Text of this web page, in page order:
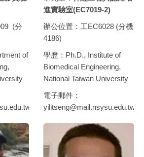
(分
of
進實驗室(EC7019-2)
辦公位置：工EC6028 (分機
4186)
學歷：Ph.D., Institute of
Biomedical Engineering,
National Taiwan University
電子郵件：
yilitseng@mail.nsysu.edu.tw